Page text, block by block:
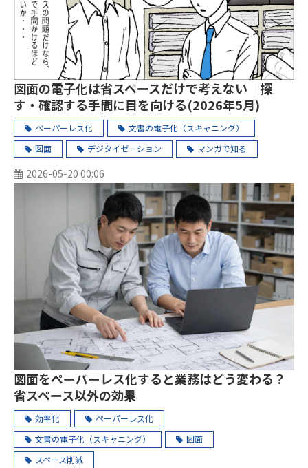
図面の電子化は省スペースだけで考えない｜探
す・確認する手間に目を向ける(2026年5月)
ペーパーレス化
文書の電子化（スキャニング）
図面
デジタイゼーション マンガで知る
2026-05-20 00:06
図面をペーパーレス化すると業務はどう変わる？
省スペース以外の効果
効率化
ペーパーレス化
文書の電子化（スキャニング）
図面
スペース削減